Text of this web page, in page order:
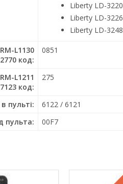
Liberty LD-3220
Liberty LD-3226
Liberty LD-3248
L1130
код:
0851
L1211
код:
275
пульті:
6122 / 6121
пульта:
00F7